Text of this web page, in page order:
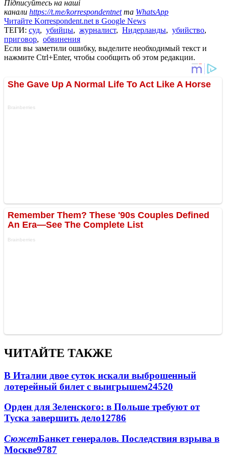
Підписуйтесь на наші
канали https://t.me/korrespondentnetта WhatsApp
Читайте Korrespondent.net в Google News
ТЕГИ: суд, убийцы, журналист, Нидерланды, убийство,
приговор, обвинения
Если вы заметили ошибку, выделите необходимый текст и
нажмите Ctrl+Enter, чтобы сообщить об этом редакции.
ЧИТАЙТЕ ТАКЖЕ
В Италии двое суток искали выброшенный
лотерейный билет с выигрышем24520
Орден для Зеленского: в Польше требуют от
Туска завершить дело12786
СюжетБанкет генералов. Последствия взрыва в
Москве9787